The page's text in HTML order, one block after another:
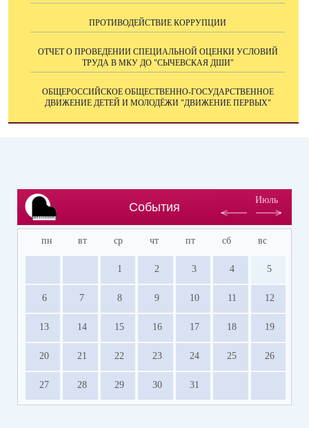
ПРОТИВОДЕЙСТВИЕ КОРРУПЦИИ
ОТЧЕТ О ПРОВЕДЕНИИ СПЕЦИАЛЬНОЙ ОЦЕНКИ УСЛОВИЙ
ТРУДА В МКУ ДО "СЫЧЕВСКАЯ ДШИ"
ОБЩЕРОССИЙСКОЕ ОБЩЕСТВЕННО-ГОСУДАРСТВЕННОЕ
ДВИЖЕНИЕ ДЕТЕЙ И МОЛОДЁЖИ "ДВИЖЕНИЕ ПЕРВЫХ"
События
Июль
пн вт ср чт пт сб вс
1 2 3 4 5
6 7 8 9 10 11 12
13 14 15 16 17 18 19
20 21 22 23 24 25 26
27 28 29 30 31